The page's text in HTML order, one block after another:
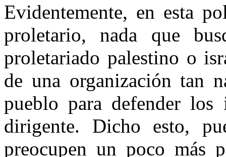
Evidentemente, en esta
proletario, nada que
proletariado palestino o
de una organización tan
pueblo para defender los
dirigente. Dicho esto,
preocupen un poco más